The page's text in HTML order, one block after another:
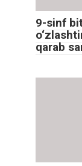
9-sinf
qarab